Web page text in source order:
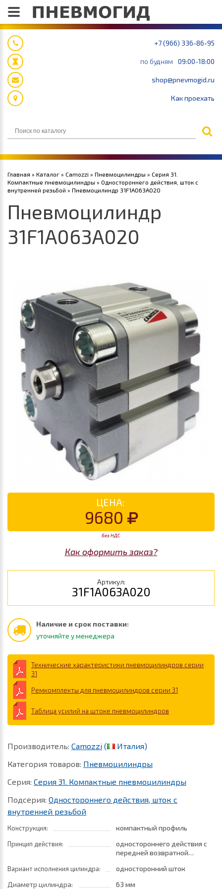
+7 (966) 336-86-95
по будням 09:00-18:00
shop@pnevmogid.ru
Как проехать
Главная » Каталог » Camozzi » Пневмоцилиндры » Серия 31.
Компактные пневмоцилиндры » Одностороннего действия, шток с
внутренней резьбой » Пневмоцилиндр 31F1A063A020
Пневмоцилиндр
31F1A063A020
ЦЕНА:
9680
без НДС
Как оформить заказ?
Артикул:
31F1A063A020
Наличие и срок поставки:
уточняйте у менеджера
Технические характеристики пневмоцилиндров серии
31
Ремкомплекты для пневмоцилиндров серии 31
Таблица усилий на штоке пневмоцилиндров
Производитель: Camozzi (
Италия)
Категория товаров: Пневмоцилиндры
Серия: Серия 31. Компактные пневмоцилиндры
Подсерия: Одностороннего действия, шток с
внутренней резьбой
Конструкция: компактный профиль
Принцип действия:
одностороннего действия с
передней возвратной
Вариант исполнения цилиндра:
односторонний шток
Диаметр цилиндра:
63 мм